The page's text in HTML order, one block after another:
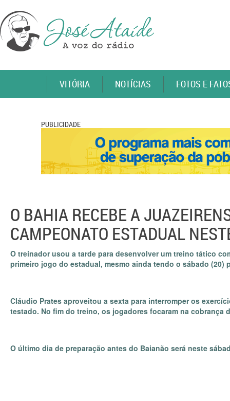
VITÓRIA NOTÍCIAS FOTOS E
PUBLICIDADE
O BAHIA RECEBE A
CAMPEONATO ESTADUAL
O treinador usou a tarde para desenvolver um treino tático
primeiro jogo do estadual, mesmo ainda tendo o sábado
Cláudio Prates aproveitou a sexta para interromper os
testado. No fim do treino, os jogadores focaram na cobrança
O último dia de preparação antes do Baianão será neste